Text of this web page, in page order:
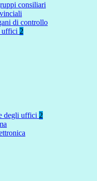
consiliari
di controllo
uffici 2
degli uffici 2